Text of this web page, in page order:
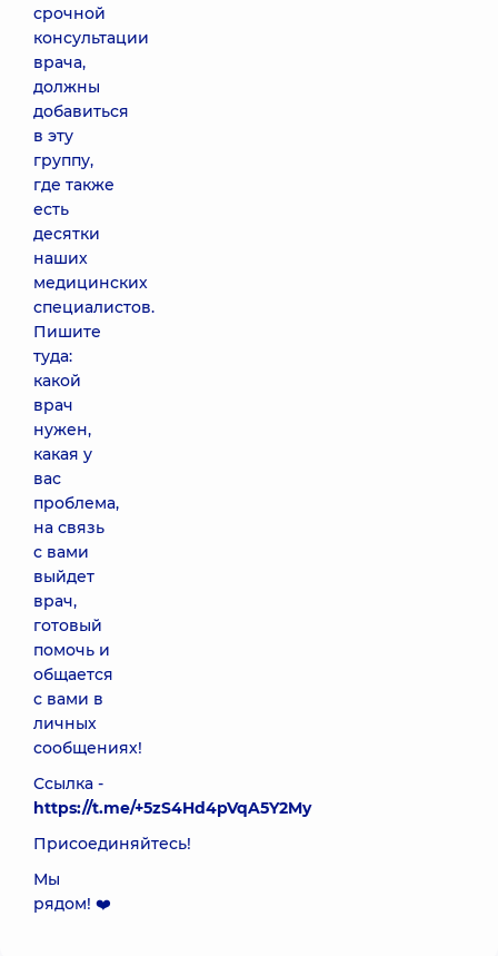
срочной
консультации
врача,
должны
добавиться
в эту
группу,
где также
есть
десятки
наших
медицинских
специалистов.
Пишите
туда:
какой
врач
нужен,
какая у
вас
проблема,
на связь
с вами
выйдет
врач,
готовый
помочь и
общается
с вами в
личных
сообщениях!
Ссылка -
https://t.me/+5zS4Hd4pVqA5Y2My
Присоединяйтесь!
Мы
рядом! ❤️